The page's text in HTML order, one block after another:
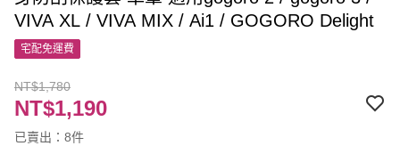
VIVA XL / VIVA MIX / Ai1 / GOGORO Delight
宅配免運費
NT$1,780
NT$1,190
已賣出：8件